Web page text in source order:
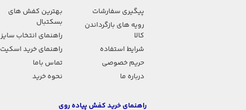
پیگیری سفارشات
رویه های بازگرداندن
کالا
شرایط استفاده
حریم خصوصی
درباره ما
بهترین کفش های
بسکتبال
راهنمای انتخاب سایز
راهنمای خرید اسکیت
تماس باما
نحوه خرید
راهنمای خرید کفش پیاده روی